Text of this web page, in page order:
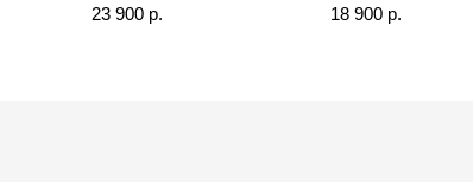
23 900 р. 18 900 р.